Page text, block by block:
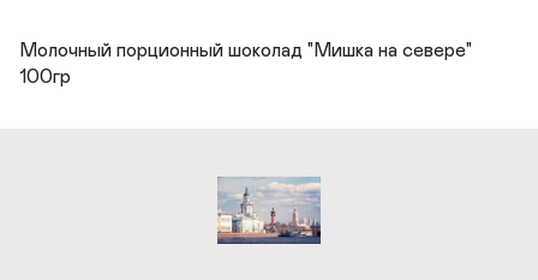
Молочный порционный шоколад "Мишка на севере"
100гр